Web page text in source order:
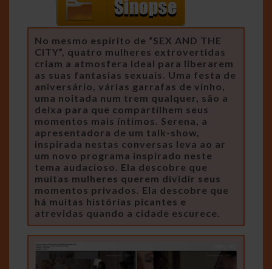
No mesmo espírito de “SEX AND THE
CITY”, quatro mulheres extrovertidas
criam a atmosfera ideal para liberarem
as suas fantasias sexuais. Uma festa de
aniversário, várias garrafas de vinho,
uma noitada num trem qualquer, são a
deixa para que compartilhem seus
momentos mais íntimos. Serena, a
apresentadora de um talk-show,
inspirada nestas conversas leva ao ar
um novo programa inspirado neste
tema audacioso. Ela descobre que
muitas mulheres querem dividir seus
momentos privados. Ela descobre que
há muitas histórias picantes e
atrevidas quando a cidade escurece.